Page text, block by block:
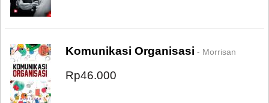
Komunikasi Organisasi - Morrisan
Rp46.000